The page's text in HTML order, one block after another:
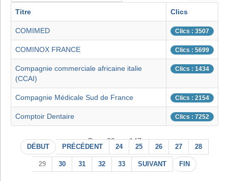
Titre Clics
COMIMED Clics : 3507
COMINOX FRANCE Clics : 5699
Compagnie commerciale africaine italie
(CCAI)
Clics : 1434
Compagnie Médicale Sud de France Clics : 2154
Comptoir Dentaire Clics : 7252
Page 29 sur 147
DÉBUT PRÉCÉDENT 24 25 26 27 28
29 30 31 32 33 SUIVANT FIN